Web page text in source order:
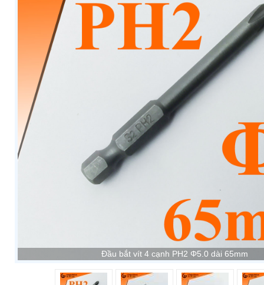
Đầu bắt vít 4 cạnh PH2 Φ5.0 dài 65mm